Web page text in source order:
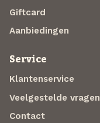
Giftcard
Aanbiedingen
Service
Klantenservice
Veelgestelde vragen
Contact